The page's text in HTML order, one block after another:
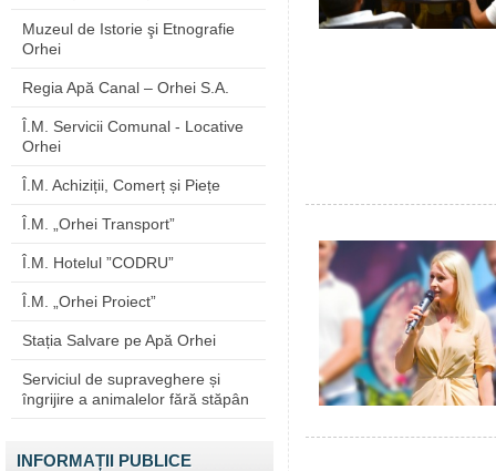
Muzeul de Istorie şi Etnografie
Orhei
Regia Apă Canal – Orhei S.A.
Î.M. Servicii Comunal - Locative
Orhei
Î.M. Achiziții, Comerț și Piețe
Î.M. „Orhei Transport”
Î.M. Hotelul ”CODRU”
Î.M. „Orhei Proiect”
Stația Salvare pe Apă Orhei
Serviciul de supraveghere și
îngrijire a animalelor fără stăpân
INFORMAȚII PUBLICE